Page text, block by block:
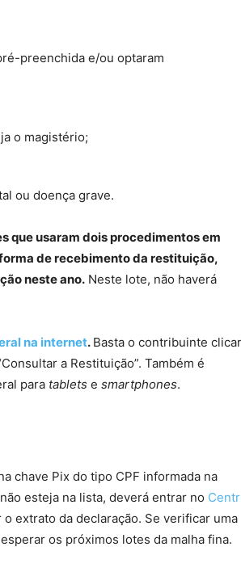
preenchida e/ou optaram
o magistério;
ou doença grave.
que usaram dois procedimentos em
de recebimento da restituição,
neste ano. Neste lote, não haverá
na internet. Basta o contribuinte clicar
a Restituição”. Também é
para tablets e smartphones.
chave Pix do tipo CPF informada na
esteja na lista, deverá entrar no
o extrato da declaração. Se verificar uma
os próximos lotes da malha fina.